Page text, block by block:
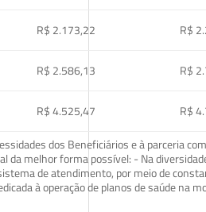
R$ 2.173,22
R$
R$ 2.586,13
R$
R$ 4.525,47
R$
dos Beneficiários e à parceria
melhor forma possível: - Na
de atendimento, por meio de
à operação de planos de saúde na